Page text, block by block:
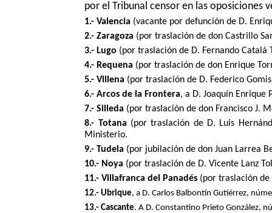
por el Tribunal censor en las oposiciones
1.- Valencia (vacante por defunción de D.
2.- Zaragoza (por traslación de don Castrillo
3.- Lugo (por traslación de D. Fernando Catalá
4.- Requena (por traslación de don Enrique
5.- Villena (por traslación de D. Federico
6.- Arcos de la Frontera, a D. Joaquín Enrique
7.- Silleda (por traslación de don Francisco J.
8.- Totana (por traslación de D. Luis
Ministerio.
9.- Tudela (por jubilación de don Juan Larrea
10.- Noya (por traslación de D. Vicente Lanz
11.- Villafranca del Panadés (por traslación
12.- Ubrique, a D. Carlos Balbontín Gutiérrez,
13.- Cascante. A D. Constantino Prieto González,